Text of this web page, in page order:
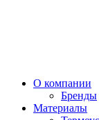
О компании
Бренды
Материалы